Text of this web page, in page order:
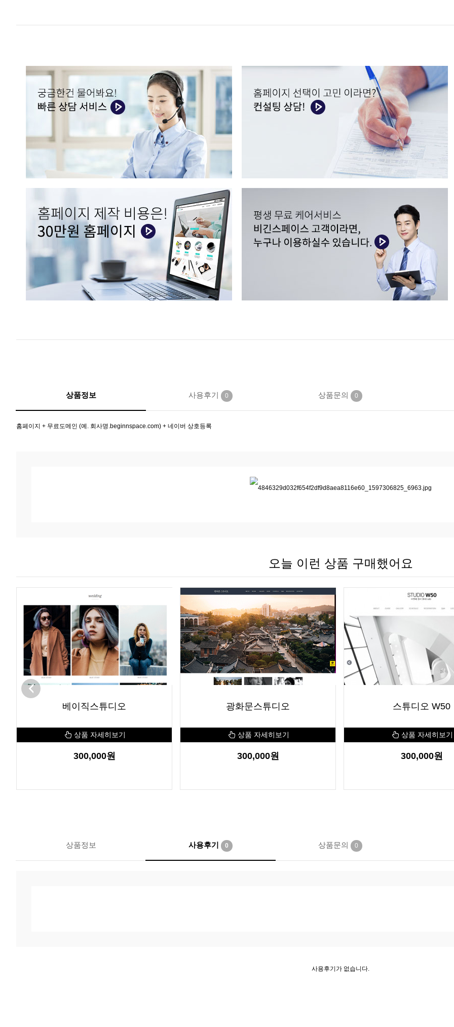
상품정보 사용후기 0 상품문의 0
홈페이지 + 무료도메인 (예. 회사명.beginnspace.com) + 네이버 상호등록
오늘 이런 상품 구매했어요
베이직스튜디오
상품 자세히보기
300,000원
광화문스튜디오
상품 자세히보기
300,000원
스튜디오 W50
상품 자세히보기
300,000원
Next
상품정보 사용후기 0 상품문의 0
사용후기가 없습니다.